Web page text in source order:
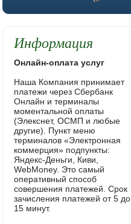
Информация
Онлайн-оплата услуг
Наша Компания принимает
платежи через Сбербанк
Онлайн и терминалы
моментальной оплаты
(Элекснет, ОСМП и любые
другие). Пункт меню
терминалов «Электронная
коммерция» подпункты:
Яндекс-Деньги, Киви,
WebMoney. Это самый
оперативный способ
совершения платежей. Срок
зачисления платежей от 5 до
15 минут.